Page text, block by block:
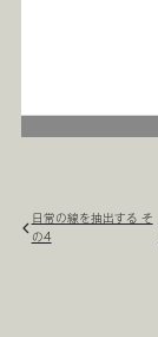
日常の線を抽出する そ
の4